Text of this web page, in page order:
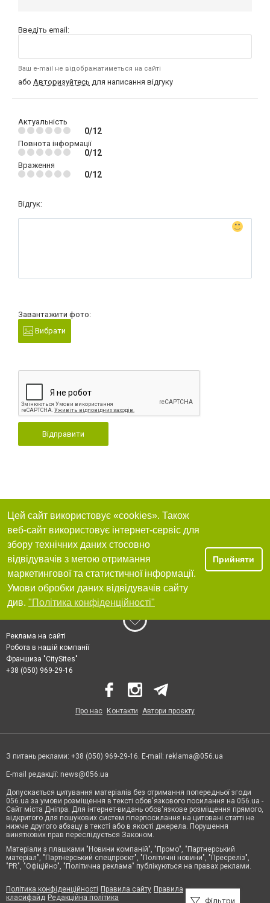
Введіть email:
Ваш e-mail не відображатиметься на сайті
або Авторизуйтесь для написання відгуку
Актуальність
0/12
Повнота інформації
0/12
Враження
0/12
Відгук:
Завантажити фото:
Вибрати
Відправити
Фільтри
Цей сайт використовує «cookies». Також
веб-сайт використовує інтернет-сервіс для
збору технічних даних стосовно
відвідувачів з метою отримання
маркетингової та статистичної інформації.
Умови обробки даних відвідувачів сайту
див. "Політика конфіденційності"
Прийняти
Реклама на сайті
Робота в нашій компанії
Франшиза "CitySites"
+38 (050) 969-29-16
Про нас Контакти Автори проєкту
З питань реклами: +38 (050) 969-29-16. E-mail: reklama@056.ua
E-mail редакції: news@056.ua
Допускається цитування матеріалів без отримання попередньої згоди
056.ua за умови розміщення в тексті обов'язкового посилання на 056.ua -
Сайт міста Дніпра. Для інтернет-видань обов'язкове розміщення прямого,
відкритого для пошукових систем гіперпосилання на цитовані статті не
нижче другого абзацу в тексті або в якості джерела. Порушення
виняткових прав переслідується Законом.
Матеріали з плашками "Новини компаній", "Промо", "Партнерський
матеріал", "Партнерський спецпроєкт", "Політичні новини", "Пресреліз",
"PR", "Офіційно", "Політична реклама" публікуються на правах реклами.
Політика конфіденційності Правила сайту Правила
класифайд Редакційна політика